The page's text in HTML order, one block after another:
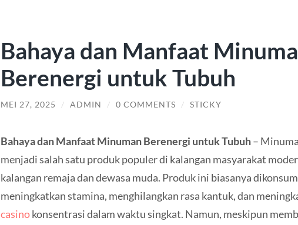
Bahaya dan Manfaat
Berenergi untuk Tubuh
MEI 27, 2025 / ADMIN / 0 COMMENTS / STICKY
Bahaya dan Manfaat Minuman Berenergi untuk Tubuh–
menjadi salah satu produk populer di kalangan masyarakat
kalangan remaja dan dewasa muda. Produk ini biasanya
meningkatkan stamina, menghilangkan rasa kantuk, dan
casinokonsentrasi dalam waktu singkat. Namun, meskipun